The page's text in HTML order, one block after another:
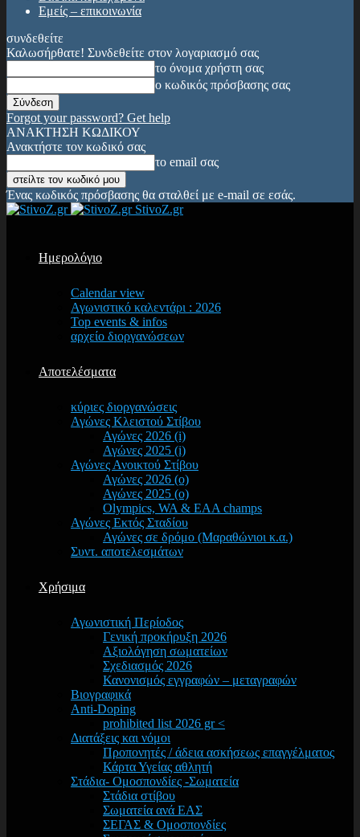
Εμείς – επικοινωνία
συνδεθείτε
Καλωσήρθατε! Συνδεθείτε στον λογαριασμό σας
το όνομα χρήστη σας
ο κωδικός πρόσβασης σας
Forgot your password? Get help
ΑΝΑΚΤΗΣΗ ΚΩΔΙΚΟΥ
Ανακτήστε τον κωδικό σας
το email σας
Ένας κωδικός πρόσβασης θα σταλθεί με e-mail σε εσάς.
StivoZ.gr
Ημερολόγιο
Calendar view
Αγωνιστικό καλεντάρι : 2026
Top events & infos
αρχείο διοργανώσεων
Αποτελέσματα
κύριες διοργανώσεις
Αγώνες Κλειστού Στίβου
Αγώνες 2026 (i)
Αγώνες 2025 (i)
Αγώνες Ανοικτού Στίβου
Αγώνες 2026 (o)
Αγώνες 2025 (o)
Olympics, WA & EAA champs
Αγώνες Εκτός Σταδίου
Αγώνες σε δρόμο (Μαραθώνιοι κ.α.)
Συντ. αποτελεσμάτων
Χρήσιμα
Αγωνιστική Περίοδος
Γενική προκήρυξη 2026
Αξιολόγηση σωματείων
Σχεδιασμός 2026
Κανονισμός εγγραφών – μεταγραφών
Βιογραφικά
Anti-Doping
prohibited list 2026 gr <
Διατάξεις και νόμοι
Προπονητές / άδεια ασκήσεως επαγγέλματος
Κάρτα Υγείας αθλητή
Στάδια- Ομοσπονδίες -Σωματεία
Στάδια στίβου
Σωματεία ανά ΕΑΣ
ΣΕΓΑΣ & Ομοσπονδίες